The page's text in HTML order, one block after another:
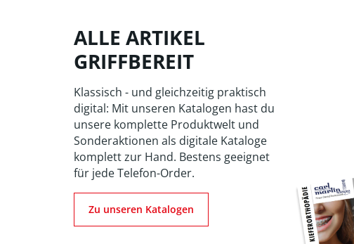
ALLE ARTIKEL
GRIFFBEREIT
Klassisch - und gleichzeitig praktisch
digital: Mit unseren Katalogen hast du
unsere komplette Produktwelt und
Sonderaktionen als digitale Kataloge
komplett zur Hand. Bestens geeignet
für jede Telefon-Order.
Zu unseren Katalogen